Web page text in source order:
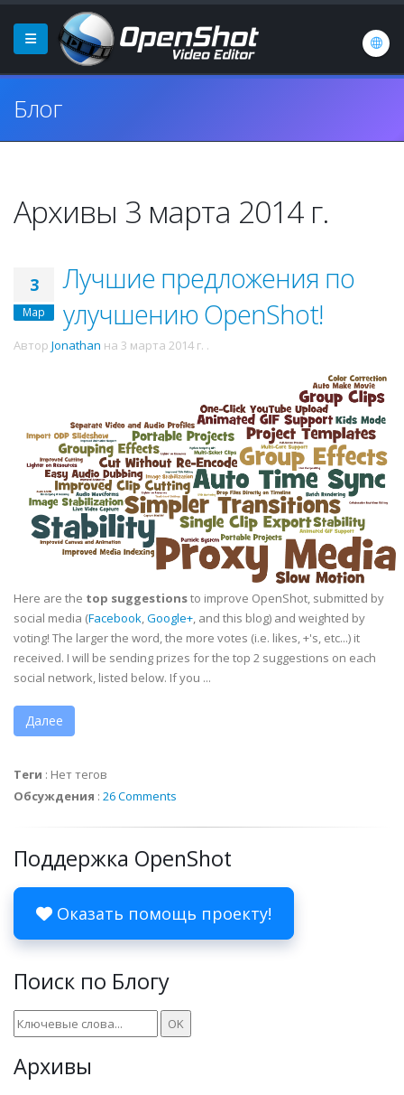
Блог
Архивы 3 марта 2014 г.
3
Мар
Лучшие предложения по
улучшению OpenShot!
Автор Jonathan на 3 марта 2014 г. .
Here are the top suggestionsto improve OpenShot, submitted by
social media (Facebook,Google+, and this blog) and weighted by
voting! The larger the word, the more votes (i.e. likes, +'s, etc...) it
received. I will be sending prizes for the top 2 suggestions on each
social network, listed below. If you ...
Далее
Теги : Нет тегов
Обсуждения : 26 Comments
Поддержка OpenShot
Оказать помощь проекту!
Поиск по Блогу
Архивы